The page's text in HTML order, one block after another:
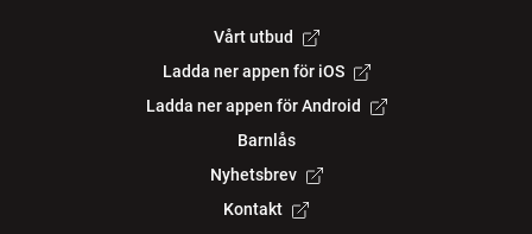
Vårt utbud
Ladda ner appen för iOS
Ladda ner appen för Android
Barnlås
Nyhetsbrev
Kontakt